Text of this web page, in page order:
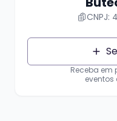
CNPJ:
Receba em
eventos